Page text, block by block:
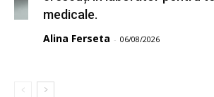
medicale.
Alina Ferseta - 06/08/2026